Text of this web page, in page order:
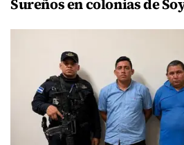
Sureños en colonias de